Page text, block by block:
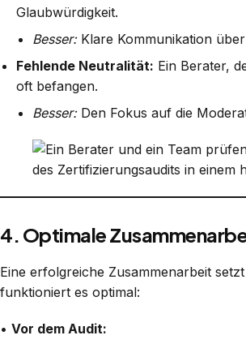
Glaubwürdigkeit.
Besser:Klare Kommunikation
Fehlende Neutralität: Ein Berater,
oft befangen.
Besser:Den Fokus auf die
4. Optimale
Eine erfolgreiche Zusammenarbeit
funktioniert es optimal:
• Vor dem Audit: